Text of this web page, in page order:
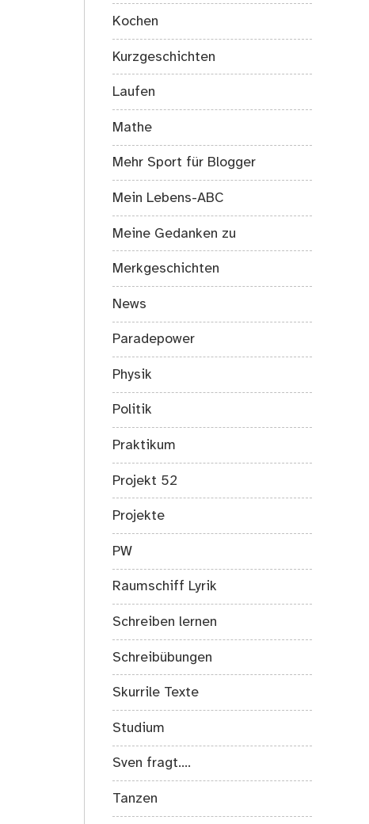
Kochen
Kurzgeschichten
Laufen
Mathe
Mehr Sport für Blogger
Mein Lebens-ABC
Meine Gedanken zu
Merkgeschichten
News
Paradepower
Physik
Politik
Praktikum
Projekt 52
Projekte
PW
Raumschiff Lyrik
Schreiben lernen
Schreibübungen
Skurrile Texte
Studium
Sven fragt….
Tanzen